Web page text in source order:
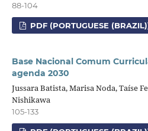
88-104
PDF (PORTUGUESE
Base Nacional Comum
agenda 2030
Jussara Batista, Marisa Noda, Taíse
Nishikawa
105-133